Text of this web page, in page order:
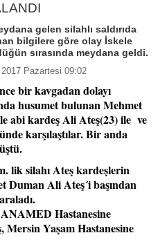
gelen silahlı saldırıda
bilgilere göre olay İskele
sırasında meydana geldi.
Pazartesi 09:02
bir kavgadan dolayı
husumet bulunan Mehmet
abi kardeş Ali Ateş(23) ile ve
karşılaştılar. Bir anda
lik silahı Ateş kardeşlerin
Duman Ali Ateş´i başından
Hastanesine
Mersin Yaşam Hastanesine